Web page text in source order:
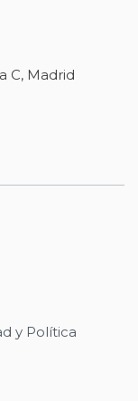
C, Madrid
y Política